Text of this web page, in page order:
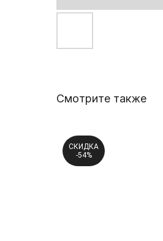
Смотрите также
СКИДКА
-54%